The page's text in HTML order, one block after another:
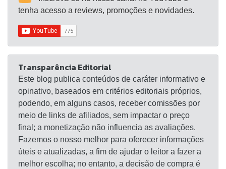
tenha acesso a reviews, promoções e novidades.
Transparência Editorial
Este blog publica conteúdos de caráter informativo e
opinativo, baseados em critérios editoriais próprios,
podendo, em alguns casos, receber comissões por
meio de links de afiliados, sem impactar o preço
final; a monetização não influencia as avaliações.
Fazemos o nosso melhor para oferecer informações
úteis e atualizadas, a fim de ajudar o leitor a fazer a
melhor escolha; no entanto, a decisão de compra é